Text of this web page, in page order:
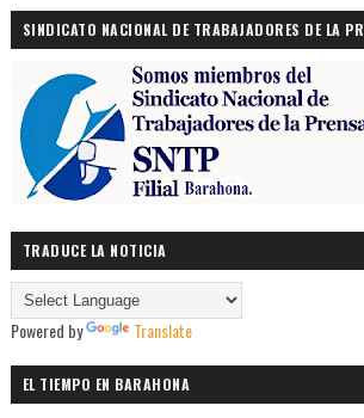
SINDICATO NACIONAL DE TRABAJADORES DE LA
TRADUCE LA NOTICIA
Powered by Translate
EL TIEMPO EN BARAHONA